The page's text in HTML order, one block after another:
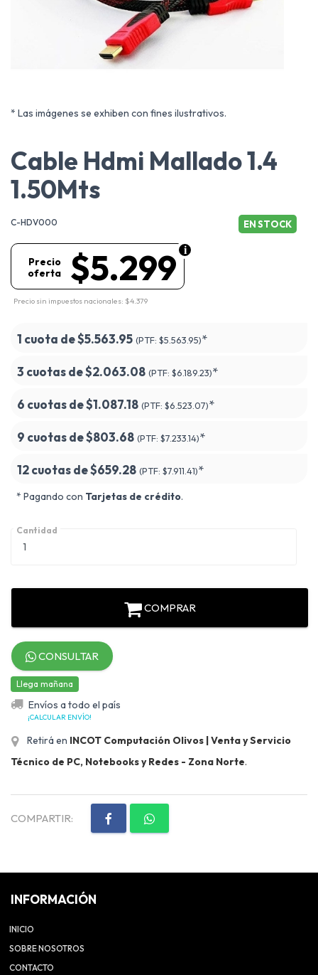
* Las imágenes se exhiben con fines ilustrativos.
Cable Hdmi Mallado 1.4
1.50Mts
C-HDV000 EN STOCK
$5.299
Precio
oferta
Precio sin impuestos nacionales: $4.379
1 cuota de$5.563.95 (PTF: $5.563.95)*
3 cuotas de$2.063.08 (PTF: $6.189.23)*
6 cuotas de$1.087.18 (PTF: $6.523.07)*
9 cuotas de$803.68 (PTF: $7.233.14)*
12 cuotas de$659.28 (PTF: $7.911.41)*
* Pagando con Tarjetas de crédito.
Cantidad
COMPRAR
CONSULTAR
Llega mañana
Envíos a todo el país
¡CALCULAR ENVÍO!
Retirá en INCOT Computación Olivos | Venta y Servicio
Técnico de PC, Notebooks y Redes - Zona Norte.
COMPARTIR:
INFORMACIÓN
INICIO
SOBRE NOSOTROS
CONTACTO